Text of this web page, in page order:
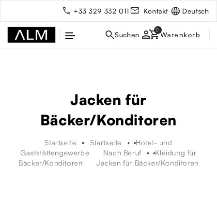
+33 329 332 011 Kontakt Deutsch
person
Jacken für
Bäcker/Konditoren
Startseite Startseite
Hotel- und
Gaststättengewerbe
Nach Beruf
Kleidung für
Bäcker/Konditoren
Jacken für Bäcker/Konditoren